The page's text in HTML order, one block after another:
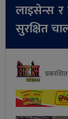
लाइसेन्स र
सुरक्षित